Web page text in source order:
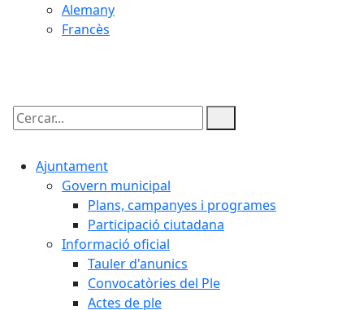
Alemany
Francès
Cercar:
Ajuntament
Govern municipal
Plans, campanyes i programes
Participació ciutadana
Informació oficial
Tauler d'anunics
Convocatòries del Ple
Actes de ple